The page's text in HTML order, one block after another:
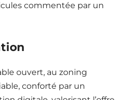
commentée par un
ouvert, au zoning
conforté par un